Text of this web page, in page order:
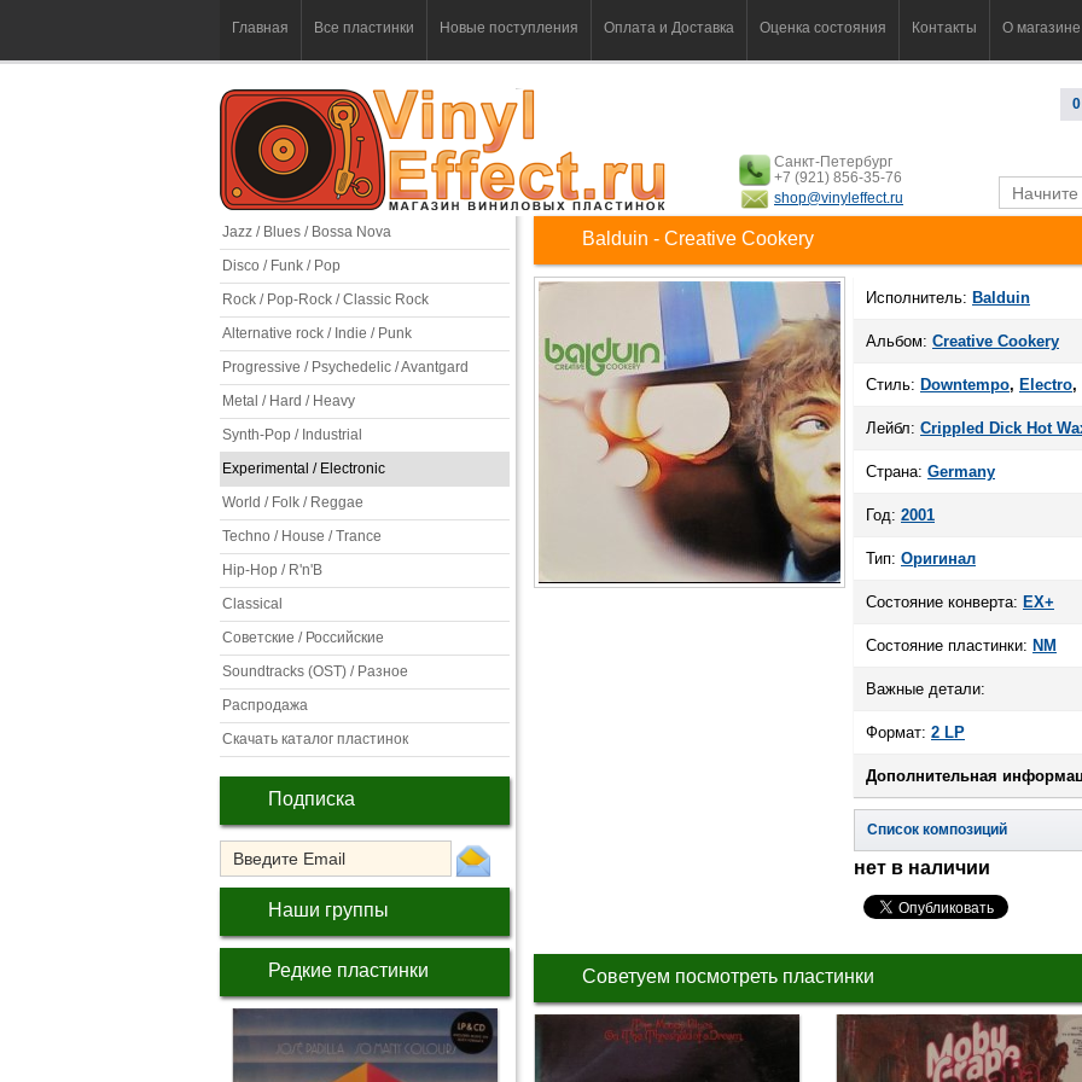
Главная Все пластинки Новые поступления Оплата и Доставка Оценка состояния Контакты О магазине
0
Санкт-Петербург
+7 (921) 856-35-76
shop@vinyleffect.ru
Jazz / Blues / Bossa Nova
Disco / Funk / Pop
Rock / Pop-Rock / Classic Rock
Alternative rock / Indie / Punk
Progressive / Psychedelic / Avantgard
Metal / Hard / Heavy
Synth-Pop / Industrial
Experimental / Electronic
World / Folk / Reggae
Techno / House / Trance
Hip-Hop / R'n'B
Classical
Советские / Российские
Soundtracks (OST) / Разное
Распродажа
Скачать каталог пластинок
Подписка
Наши группы
Редкие пластинки
Balduin - Creative Cookery
Исполнитель: Balduin
Альбом: Creative Cookery
Стиль: Downtempo, Electro,
Лейбл: Crippled Dick Hot
Страна: Germany
Год: 2001
Тип: Оригинал
Состояние конверта: EX+
Состояние пластинки: NM
Важные детали:
Формат: 2 LP
Дополнительная
Список композиций
нет в наличии
Советуем посмотреть пластинки